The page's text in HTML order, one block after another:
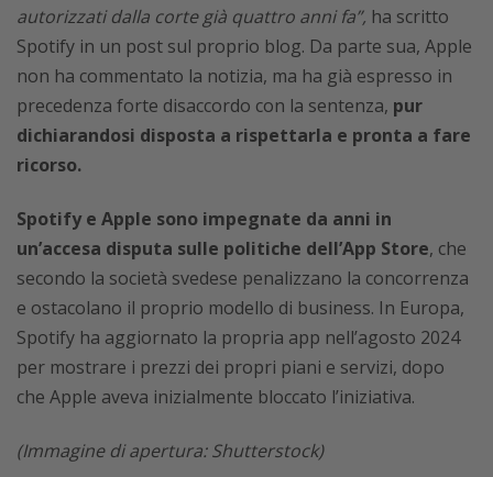
autorizzati dalla corte già quattro anni fa”, ha scritto
Spotify in un post sul proprio blog. Da parte sua, Apple
non ha commentato la notizia, ma ha già espresso in
precedenza forte disaccordo con la sentenza, pur
dichiarandosi disposta a rispettarla e pronta a fare
ricorso.
Spotify e Apple sono impegnate da anni in
un’accesa disputa sulle politiche dell’App Store, che
secondo la società svedese penalizzano la concorrenza
e ostacolano il proprio modello di business. In Europa,
Spotify ha aggiornato la propria app nell’agosto 2024
per mostrare i prezzi dei propri piani e servizi, dopo
che Apple aveva inizialmente bloccato l’iniziativa.
(Immagine di apertura: Shutterstock)